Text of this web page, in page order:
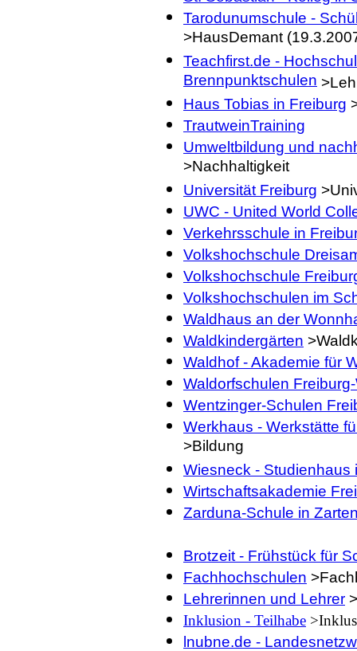
Tarodunumschule -
>HausDemant
Teachfirst.de -
Brennpunktschulen
Haus Tobias in Freiburg
TrautweinTraining
Umweltbildung und
>Nachhaltigkeit
Universität Freiburg
UWC - United World
Verkehrsschule in
Volkshochschule
Volkshochschule
Volkshochschulen im
Waldhaus an der
Waldkindergärten
Waldhof - Akademie für
Waldorfschulen
Wentzinger-Schulen
Werkhaus - Werkstätte
>Bildung
Wiesneck - Studienhaus
Wirtschaftsakademie
Zarduna-Schule in
Brotzeit - Frühstück für
Fachhochschulen
Lehrerinnen und Lehrer
Inklusion - Teilhabe
lnubne.de -